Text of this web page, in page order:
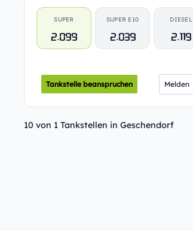
SUPER
2.099
SUPER E10
2.039
DIESEL
2.119
Tankstelle beanspruchen Melden
10 von 1 Tankstellen in Geschendorf